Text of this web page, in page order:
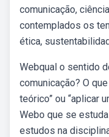
comunicação,
contemplados os
ética,
Webqual o sentido
comunicação? O
teórico” ou “aplicar
Webo que se
estudos na